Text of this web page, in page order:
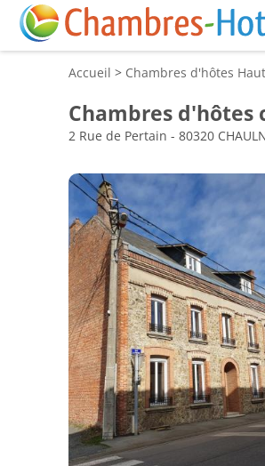
Accueil > Chambres d'hôtes
Chambres d'hôtes
2 Rue de Pertain - 80320